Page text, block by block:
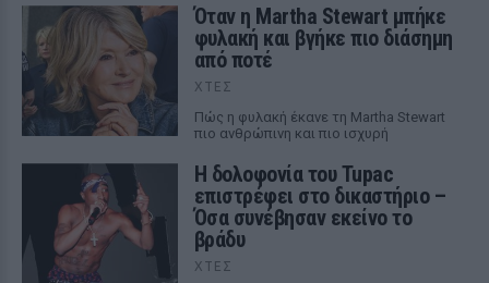
Όταν η Martha Stewart μπήκε
φυλακή και βγήκε πιο διάσημη
από ποτέ
ΧΤΕΣ
Πώς η φυλακή έκανε τη Martha Stewart
πιο ανθρώπινη και πιο ισχυρή
Η δολοφονία του Tupac
επιστρέφει στο δικαστήριο –
Όσα συνέβησαν εκείνο το
βράδυ
ΧΤΕΣ